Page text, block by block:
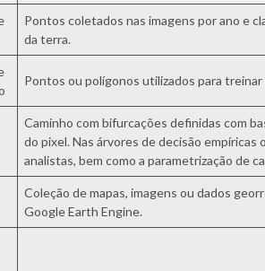
Pontos coletados nas imagens por ano e
da terra.
Pontos ou polígonos utilizados para treinar
Caminho com bifurcações definidas com
do pixel. Nas árvores de decisão
analistas, bem como a parametrização de
Coleção de mapas, imagens ou dados
Google Earth Engine.